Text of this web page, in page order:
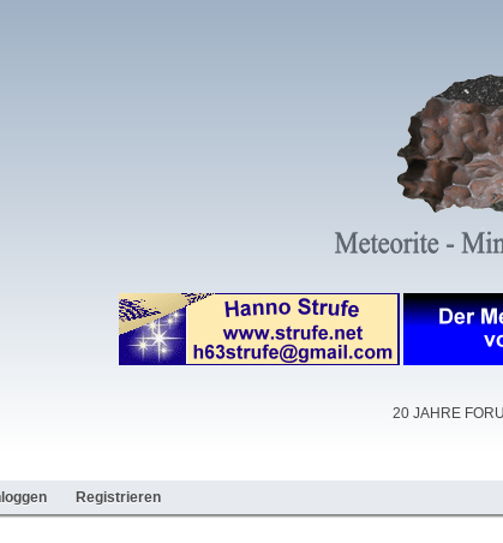
20 JAHRE
Registrieren